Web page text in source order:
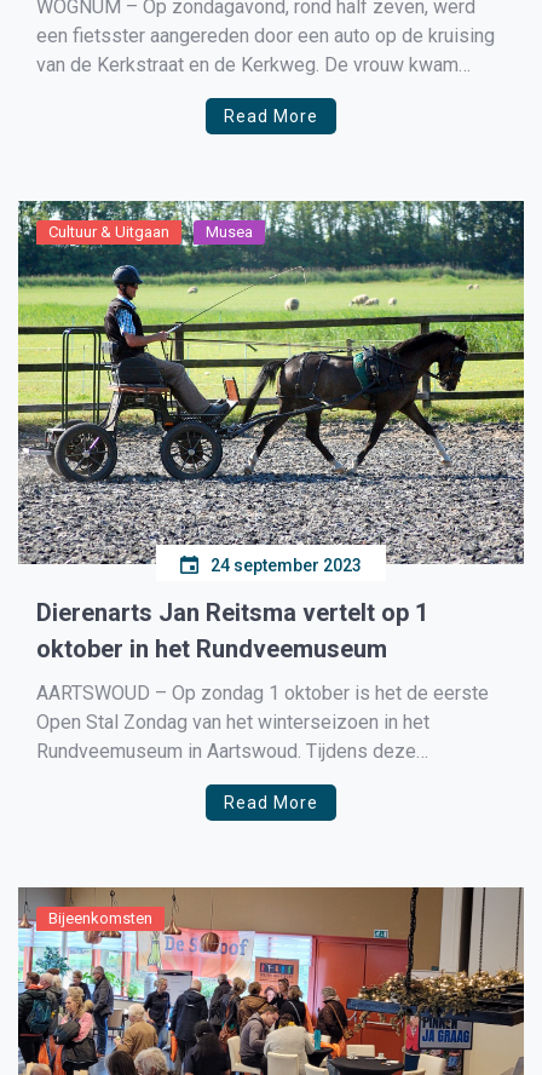
WOGNUM – Op zondagavond, rond half zeven, werd
een fietsster aangereden door een auto op de kruising
van de Kerkstraat en de Kerkweg. De vrouw kwam
hierbij ten val en liep verwondingen op, die werden
behandeld in een ambulance die ter plaatse was
Read More
Cultuur & Uitgaan Musea
24 september 2023
Dierenarts Jan Reitsma vertelt op 1
oktober in het Rundveemuseum
AARTSWOUD – Op zondag 1 oktober is het de eerste
Open Stal Zondag van het winterseizoen in het
Rundveemuseum in Aartswoud. Tijdens deze
vervroegde Dierendag komt dierenarts Jan Reitsma
vertellen over de veranderingen in zijn beroep met de
Read More
Bijeenkomsten